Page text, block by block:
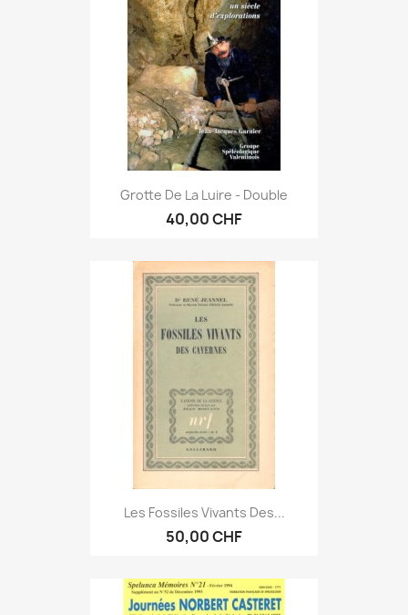
Grotte De La Luire - Double
40,00 CHF
Les Fossiles Vivants Des...
50,00 CHF